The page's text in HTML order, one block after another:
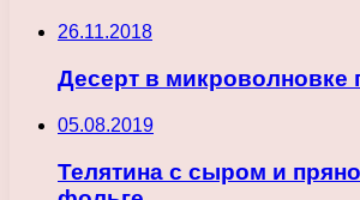
26.11.2018
Десерт в микроволновке
05.08.2019
Телятина с сыром и